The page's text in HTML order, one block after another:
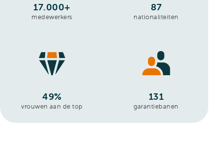
17.000+
medewerkers
87
nationaliteiten
49%
vrouwen aan de top
131
garantiebanen